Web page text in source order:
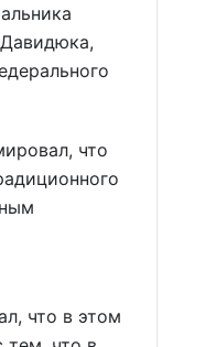
что
что в этом